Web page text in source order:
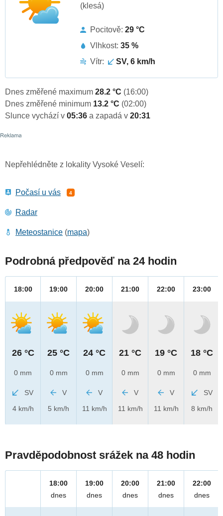
(klesá)
Pocitově: 29 °C
Vlhkost: 35 %
Vítr:
SV, 6 km/h
Dnes změřené maximum 28.2 °C (16:00)
Dnes změřené minimum 13.2 °C (02:00)
Slunce vychází v 05:36 a zapadá v 20:31
Nepřehlédněte z lokality Vysoké Veselí:
Počasí u vás 4
Radar
Meteostanice (mapa)
Podrobná předpověď na 24 hodin
18:00
26 °C
0 mm
SV
4 km/h
19:00
25 °C
0 mm
V
5 km/h
20:00
24 °C
0 mm
V
11 km/h
21:00
21 °C
0 mm
V
11 km/h
22:00
19 °C
0 mm
V
11 km/h
23:00
18 °C
0 mm
SV
8 km/h
Pravděpodobnost srážek na 48 hodin
18:00
dnes
19:00
dnes
20:00
dnes
21:00
dnes
22:00
dnes